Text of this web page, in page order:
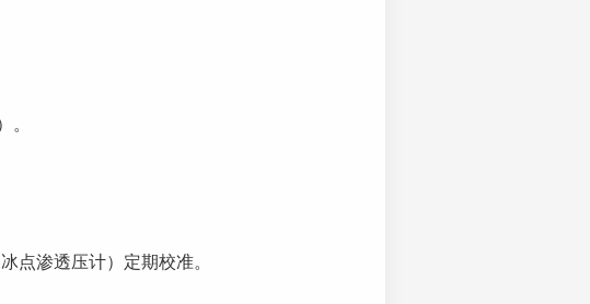
。
点渗透压计）定期校准。